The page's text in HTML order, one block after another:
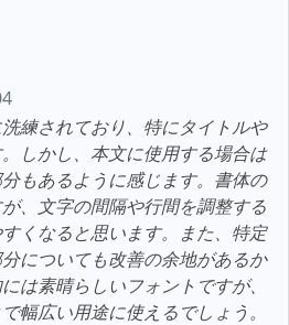
練されており、特にタイトルや
しかし、本文に使用する場合は
もあるように感じます。書体の
、文字の間隔や行間を調整する
くなると思います。また、特定
についても改善の余地があるか
は素晴らしいフォントですが、
幅広い用途に使えるでしょう。